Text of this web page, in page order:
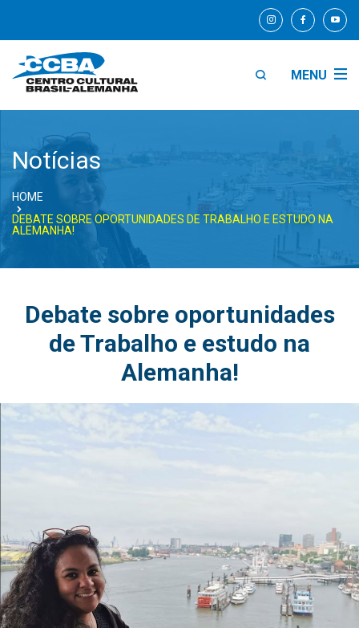
MENU
Notícias
HOME
DEBATE SOBRE OPORTUNIDADES DE TRABALHO E ESTUDO NA
ALEMANHA!
Debate sobre oportunidades
de Trabalho e estudo na
Alemanha!